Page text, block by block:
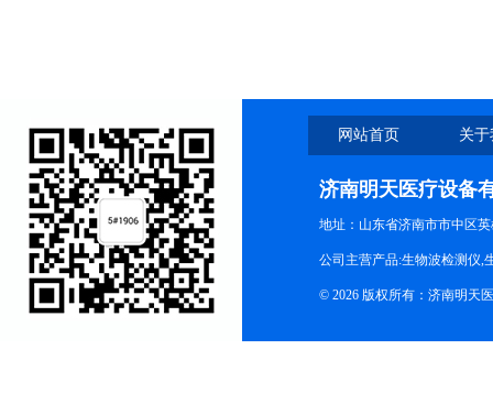
网站首页 关
济南明天医疗设备
地址：山东省济南市市中区
公司主营产品:生物波检测仪,
© 2026 版权所有：济南明天